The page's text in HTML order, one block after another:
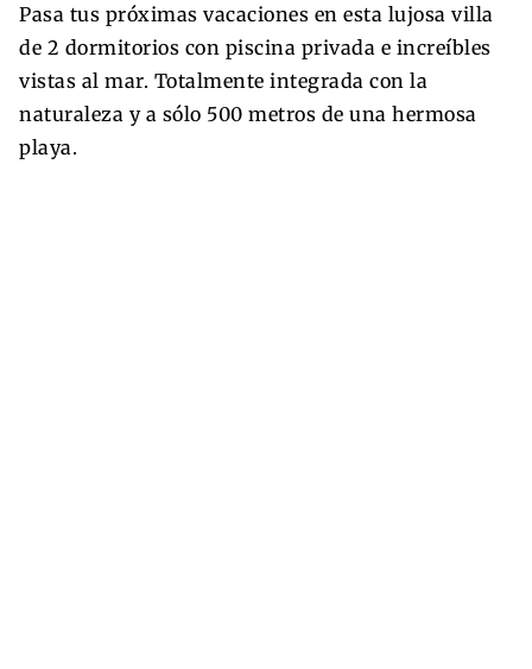
Pasa tus próximas vacaciones en esta lujosa villa
de 2 dormitorios con piscina privada e increíbles
vistas al mar. Totalmente integrada con la
naturaleza y a sólo 500 metros de una hermosa
playa.